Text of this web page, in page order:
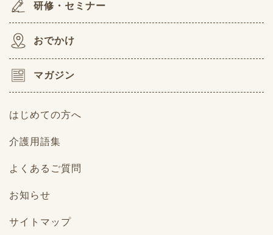
研修・セミナー
おでかけ
マガジン
はじめての方へ
介護用語集
よくあるご質問
お知らせ
サイトマップ